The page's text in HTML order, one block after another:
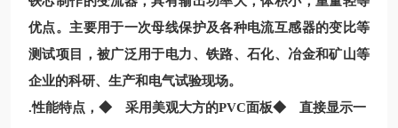
优点。主要用于一次母线保护及各种电流互感器的变比等
测试项目，被广泛用于电力、铁路、石化、冶金和矿山等
企业的科研、生产和电气试验现场。
.性能特点，◆ 采用美观大方的PVC面板◆
直接显示一